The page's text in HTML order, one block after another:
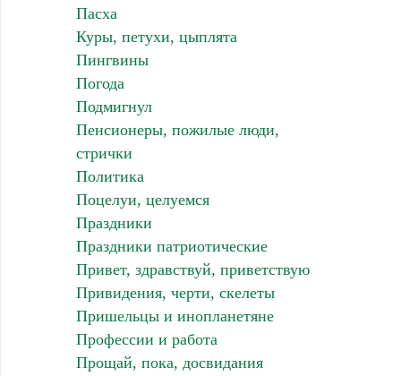
Пасха
Куры, петухи, цыплята
Пингвины
Погода
Подмигнул
Пенсионеры, пожилые люди,
стрички
Политика
Поцелуи, целуемся
Праздники
Праздники патриотические
Привет, здравствуй, приветствую
Привидения, черти, скелеты
Пришельцы и инопланетяне
Профессии и работа
Прощай, пока, досвидания